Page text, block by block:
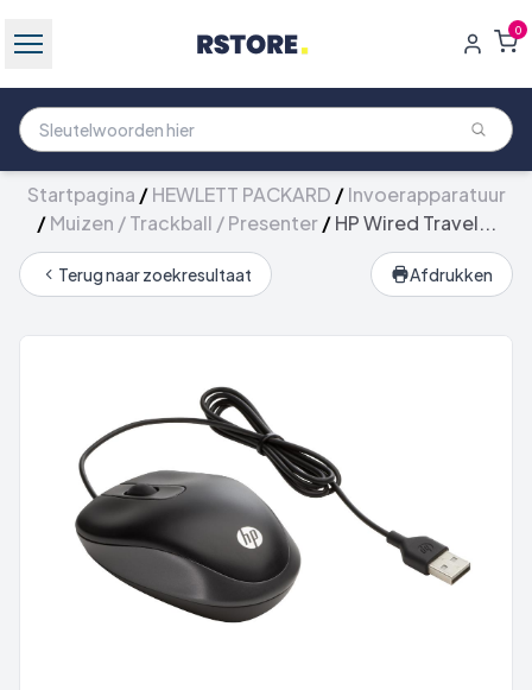
0
Startpagina /HEWLETT PACKARD /Invoerapparatuur
/Muizen / Trackball / Presenter/HP Wired Travel...
Terug naar zoekresultaat Afdrukken